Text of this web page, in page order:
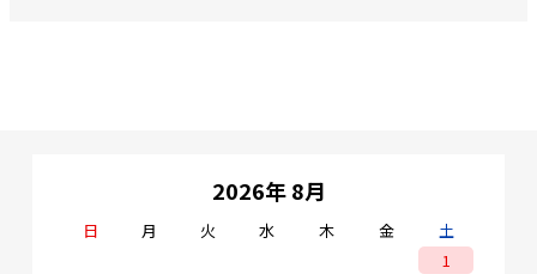
2026年 8月
日 月 火 水 木 金
土
1